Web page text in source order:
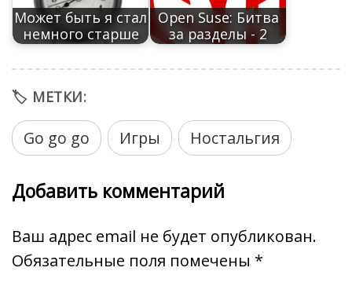
Может быть я стал
немного старше
Open Suse: Битва
за разделы - 2
🏷️ МЕТКИ:
Go go go Игры Ностальгия
Добавить комментарий
Ваш адрес email не будет опубликован.
Обязательные поля помечены *